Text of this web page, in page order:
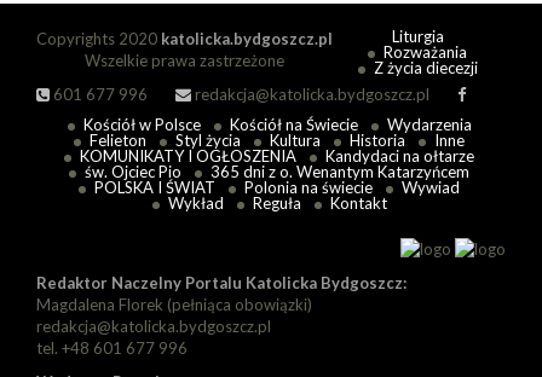
Copyrights 2020 katolicka.bydgoszcz.pl
Wszelkie prawa zastrzeżone
601 677 996
redakcja@katolicka.bydgoszcz.pl
Liturgia
Rozważania
Z życia diecezji
Kościół w Polsce Kościół na Świecie
Wydarzenia
Felieton
Styl życia Kultura Historia
Inne
KOMUNIKATY I OGŁOSZENIA
Kandydaci na ołtarze
św. Ojciec Pio
365 dni z o. Wenantym Katarzyńcem
POLSKA I ŚWIAT
Polonia na świecie
Wywiad
Wykład
Reguła Kontakt
Redaktor Naczelny Portalu Katolicka Bydgoszcz:
Magdalena Florek (pełniąca obowiązki)
redakcja@katolicka.bydgoszcz.pl
tel. +48 601 677 996